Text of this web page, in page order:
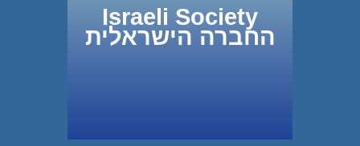
Israeli Society
החברה הישראלית